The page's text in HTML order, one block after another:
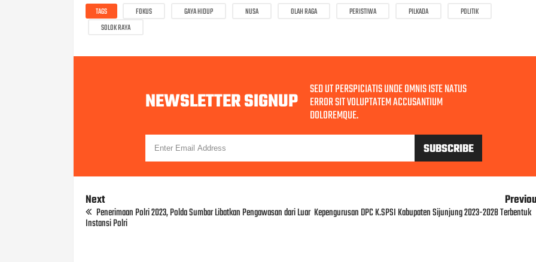
TAGS FOKUS GAYA HIDUP NUSA OLAH RAGA PERISTIWA PILKADA
POLITIK
SOLOK RAYA
NEWSLETTER SIGNUP SED UT PERSPICIATIS UNDE OMNIS ISTE NATUS
ERROR SIT VOLUPTATEM ACCUSANTIUM
DOLOREMQUE.
Next
Penerimaan Polri 2023, Polda Sumbar Libatkan Pengawasan dari Luar
Instansi Polri
Kepengurusan DPC K.SPSI Kabupaten Sijunjung 2023-2028 Terbentuk